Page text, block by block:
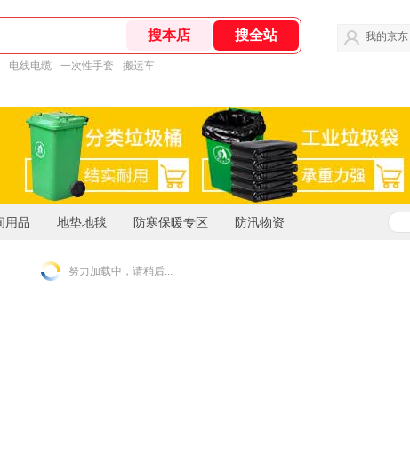
电线电缆 一次性手套 搬运车
我的京东
用品 地垫地毯 防寒保暖专区 防汛物资
努力加载中，请稍后...